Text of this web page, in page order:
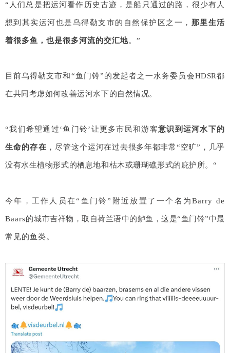
“人们总是把运河看作历史古迹，是船只通过的路，很少有人
想到其实运河也是乌得勒支市的自然保护区之一， 那里生活
着很多鱼，也是很多河流的交汇地。”
目前乌得勒支市和“鱼门铃”的发起者之一水务委员会HDSR都
在共同考虑如何改善运河水下的自然情况。
“我们希望通过‘鱼门铃’让更多市民和游客意识到运河水下的
生命的存在 ，尽管这个运河在过去很多年都非常“空旷”，几乎
没有水生植物形式的栖息地和枯木或珊瑚礁形式的庇护所。“
今年，工作人员在“鱼门铃”附近放置了一个名为Barry de
Baars的城市吉祥物，取自荷兰语中的鲈鱼，这是“鱼门铃”中最
常见的鱼类。